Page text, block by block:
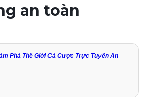
an toàn
Phá Thế Giới Cá Cược Trực Tuyến An